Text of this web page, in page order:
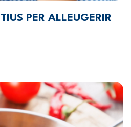
PER ALLEUGERIR